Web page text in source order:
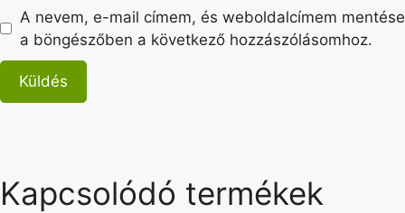
A nevem, e-mail címem, és weboldalcímem mentése
a böngészőben a következő hozzászólásomhoz.
Kapcsolódó termékek